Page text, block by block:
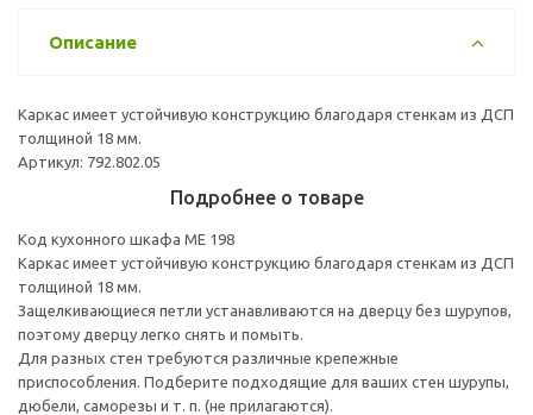
Описание
Каркас имеет устойчивую конструкцию благодаря стенкам из ДСП
толщиной 18 мм.
Артикул: 792.802.05
Подробнее о товаре
Код кухонного шкафа ME 198
Каркас имеет устойчивую конструкцию благодаря стенкам из ДСП
толщиной 18 мм.
Защелкивающиеся петли устанавливаются на дверцу без шурупов,
поэтому дверцу легко снять и помыть.
Для разных стен требуются различные крепежные
приспособления. Подберите подходящие для ваших стен шурупы,
дюбели, саморезы и т. п. (не прилагаются).